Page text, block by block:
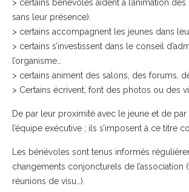
> certains bénévoles aident à l’animation
sans leur présence).
> certains accompagnent les jeunes dans
> certains s’investissent dans le conseil
l’organisme…
> certains animent des salons, des forums,
> Certains écrivent, font des photos ou des
De par leur proximité avec le jeune et de
l’équipe exécutive ; ils s’imposent à ce titre
Les bénévoles sont tenus informés
changements conjoncturels de
réunions de visu…).